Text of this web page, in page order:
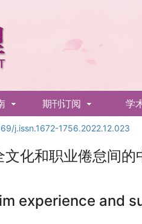
期刊订阅 学
j.issn.1672-1756.2022.12.023
化和职业倦怠间的
experience and